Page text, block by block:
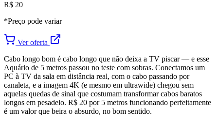
R$ 20
*Preço pode variar
Ver oferta
Cabo longo bom é cabo longo que não deixa a TV piscar — e esse
Aquário de 5 metros passou no teste com sobras. Conectamos um
PC à TV da sala em distância real, com o cabo passando por
canaleta, e a imagem 4K (e mesmo em ultrawide) chegou sem
aquelas quedas de sinal que costumam transformar cabos baratos
longos em pesadelo. R$ 20 por 5 metros funcionando perfeitamente
é um valor que beira o absurdo, no bom sentido.